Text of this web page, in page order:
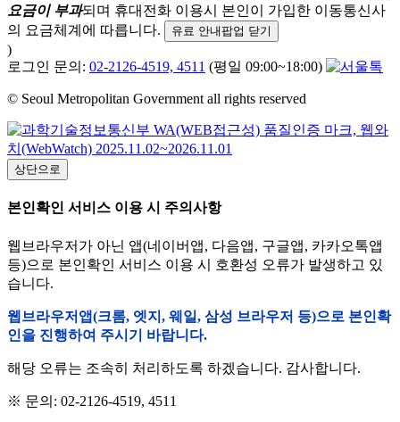
요금이 부과되며 휴대전화 이용시 본인이 가입한 이동통신사
의 요금체계에 따릅니다.
유료 안내팝업 닫기
)
로그인 문의: 02-2126-4519, 4511 (평일 09:00~18:00)
© Seoul Metropolitan Government all rights reserved
상단으로
본인확인 서비스 이용 시 주의사항
웹브라우저가 아닌 앱(네이버앱, 다음앱, 구글앱, 카카오톡앱
등)으로 본인확인 서비스 이용 시 호환성 오류가 발생하고 있
습니다.
웹브라우저앱(크롬, 엣지, 웨일, 삼성 브라우저 등)으로 본인확
인을 진행하여 주시기 바랍니다.
해당 오류는 조속히 처리하도록 하겠습니다. 감사합니다.
※ 문의: 02-2126-4519, 4511